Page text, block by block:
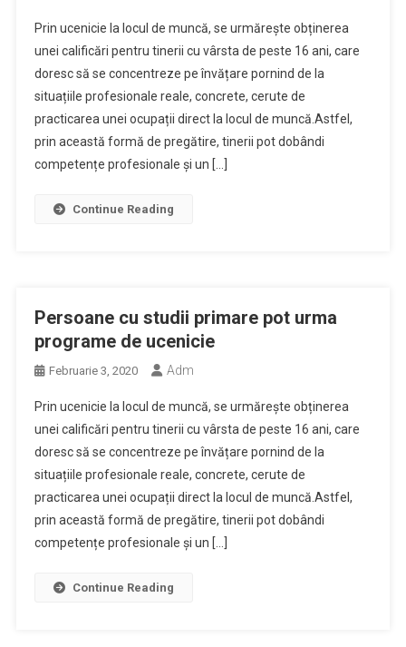
Prin ucenicie la locul de muncă, se urmărește obținerea
unei calificări pentru tinerii cu vârsta de peste 16 ani, care
doresc să se concentreze pe învățare pornind de la
situațiile profesionale reale, concrete, cerute de
practicarea unei ocupații direct la locul de muncă.Astfel,
prin această formă de pregătire, tinerii pot dobândi
competențe profesionale și un […]
Continue Reading
Persoane cu studii primare pot urma
programe de ucenicie
Februarie 3, 2020 Adm
Prin ucenicie la locul de muncă, se urmărește obținerea
unei calificări pentru tinerii cu vârsta de peste 16 ani, care
doresc să se concentreze pe învățare pornind de la
situațiile profesionale reale, concrete, cerute de
practicarea unei ocupații direct la locul de muncă.Astfel,
prin această formă de pregătire, tinerii pot dobândi
competențe profesionale și un […]
Continue Reading